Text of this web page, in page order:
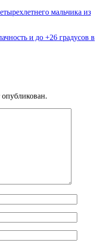
мальчика из
и до +26 градусов в